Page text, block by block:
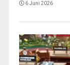
6 Juni 2026